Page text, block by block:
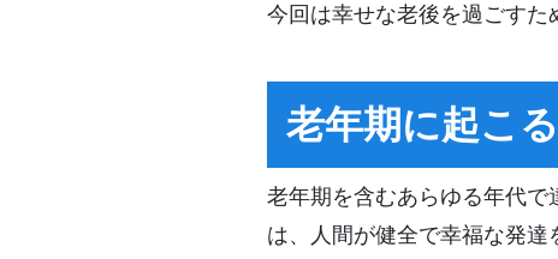
今回は幸せな老後を過ごすた
老年期に起こ
老年期を含むあらゆる年代で
は、人間が健全で幸福な発達